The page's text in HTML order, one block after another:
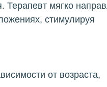
мягко
стимулируя
от возраста,